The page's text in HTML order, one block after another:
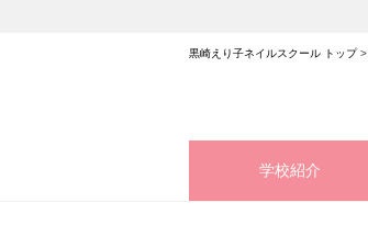
黒崎えり子ネイルスクール トップ>
学校紹介